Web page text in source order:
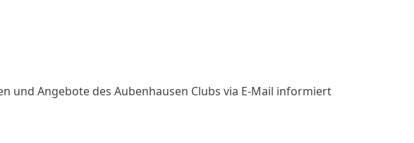
Angebote des Aubenhausen Clubs via E-Mail informiert